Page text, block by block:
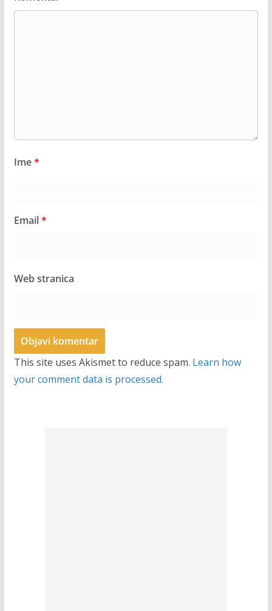
Ime*
Email*
Web stranica
This site uses Akismet to reduce spam. Learn how
your comment data is processed.